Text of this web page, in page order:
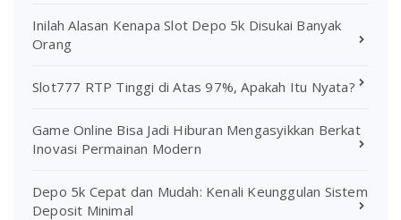
Inilah Alasan Kenapa Slot Depo 5k Disukai Banyak
Orang
Slot777 RTP Tinggi di Atas 97%, Apakah Itu Nyata?
Game Online Bisa Jadi Hiburan Mengasyikkan Berkat
Inovasi Permainan Modern
Depo 5k Cepat dan Mudah: Kenali Keunggulan Sistem
Deposit Minimal